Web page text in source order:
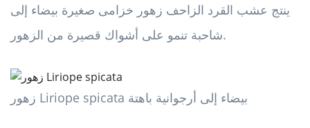
ينتج عشب القرد الزاحف زهور خزامى صغيرة بيضاء إلى
شاحبة تنمو على أشواك قصيرة من الزهور.
زهور Liriope spicata بيضاء إلى أرجوانية باهتة